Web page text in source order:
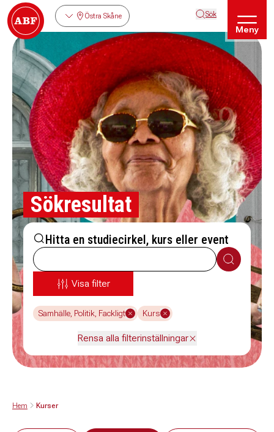
Östra Skåne Sök
Meny
Sökresultat
Hitta en studiecirkel, kurs eller event
Sök
Visa filter
Samhälle, Politik, Fackligt Kurs
Rensa alla filterinställningar
Hem Kurser